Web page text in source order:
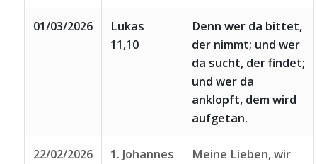
01/03/2026
Lukas
11,10
Denn wer da bittet,
der nimmt; und wer
da sucht, der findet;
und wer da
anklopft, dem wird
aufgetan.
22/02/2026
1. Johannes
Meine Lieben, wir